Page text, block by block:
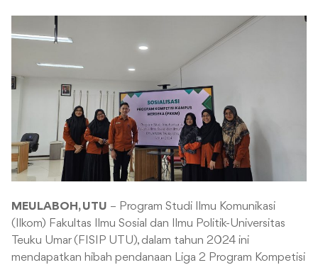
MEULABOH, UTU – Program Studi Ilmu Komunikasi
(Ilkom) Fakultas Ilmu Sosial dan Ilmu Politik-Universitas
Teuku Umar (FISIP UTU), dalam tahun 2024 ini
mendapatkan hibah pendanaan Liga 2 Program Kompetisi